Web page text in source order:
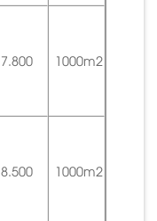
7.800 1000m2
8.500 1000m2